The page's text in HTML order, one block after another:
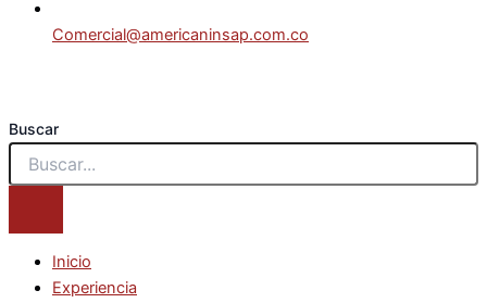
Comercial@americaninsap.com.co
Buscar
Inicio
Experiencia